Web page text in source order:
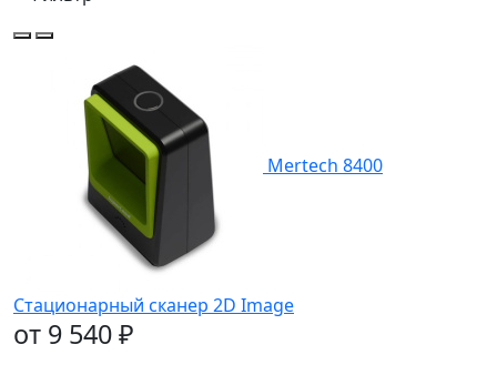
Mertech 8400
Стационарный сканер 2D Image
от 9 540 ₽